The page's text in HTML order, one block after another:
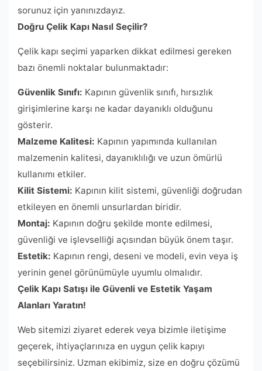
sorunuz için yanınızdayız.
Doğru Çelik Kapı Nasıl Seçilir?
Çelik kapı seçimi yaparken dikkat edilmesi gereken
bazı önemli noktalar bulunmaktadır:
Güvenlik Sınıfı: Kapının güvenlik sınıfı, hırsızlık
girişimlerine karşı ne kadar dayanıklı olduğunu
gösterir.
Malzeme Kalitesi: Kapının yapımında kullanılan
malzemenin kalitesi, dayanıklılığı ve uzun ömürlü
kullanımı etkiler.
Kilit Sistemi: Kapının kilit sistemi, güvenliği doğrudan
etkileyen en önemli unsurlardan biridir.
Montaj: Kapının doğru şekilde monte edilmesi,
güvenliği ve işlevselliği açısından büyük önem taşır.
Estetik: Kapının rengi, deseni ve modeli, evin veya iş
yerinin genel görünümüyle uyumlu olmalıdır.
Çelik Kapı Satışı ile Güvenli ve Estetik Yaşam
Alanları Yaratın!
Web sitemizi ziyaret ederek veya bizimle iletişime
geçerek, ihtiyaçlarınıza en uygun çelik kapıyı
seçebilirsiniz. Uzman ekibimiz, size en doğru çözümü